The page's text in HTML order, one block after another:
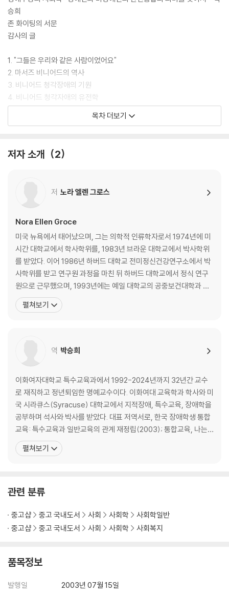
승희
존 화이팅의 서문
감사의 글
1. "그들은 우리와 같은 사람이었어요"
2. 마서즈 비니어드의 역사
3. 비니어드 청각장애의 기원
4. 비니어드 청각자애의 유전학
5. 청각장애에 대한 섬의 적음
6. 비니어드에서 성장하는 청각장애인
목차 더보기
저자 소개 2
저 노라 엘렌 그로스
Nora Ellen Groce
미국 뉴욕에서 태어났으며, 그는 의학적 인류학자로서 1974년에 미
시간 대학교에서 학사학위를, 1983년 브라운 대학교에서 박사학위
를 받았다. 이어 1986년 하버드 대학교 전미정신건강연구소에서 박
사학위를 받고 연구원 과정을 마친 뒤 하버드 대학교에서 정식 연구
원으로 근무했으며, 1993년에는 예일 대학교의 공중보건대학과 인
류학과 조교수로 임명되었다. 예일 도시건강 프로그램의 책임자이
자, 예일 세계보건기구협력센터 소장이며, 세계은행, 미국을 비롯하
펼쳐보기
역 박승희
이화여자대학교 특수교육과에서 1992-2024년까지 32년간 교수
로 재직하고 정년퇴임한 명예교수이다. 이화여대 교육학과 학사와 미
국 시라큐스(Syracuse) 대학교에서 지적장애, 특수교육, 장애학을
공부하며 석사와 박사를 받았다. 대표 저역서로, 한국 장애학생 통합
교육: 특수교육과 일반교육의 관계 재정립(2003); 통합교육, 나는
무엇을 해야 합니까: 초등 통합교육 실행 매뉴얼(2016, 공저); 마서
즈 비니어드 섬사람들은 수화로 말한다: 장애수용의 사회학(2003);
펼쳐보기
관련 분류
중고샵 중고 국내도서 사회 사회학
사회학일반
중고샵
중고 국내도서 사회 사회학 사회복지
품목정보
발행일
2003년 07월 15일